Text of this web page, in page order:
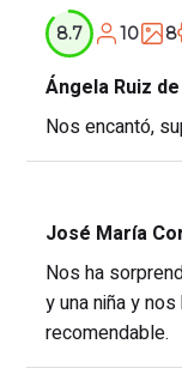
8.7 10 8
Ángela Ruiz
Nos encantó,
José María
Nos ha
y una niña y
recomendable.